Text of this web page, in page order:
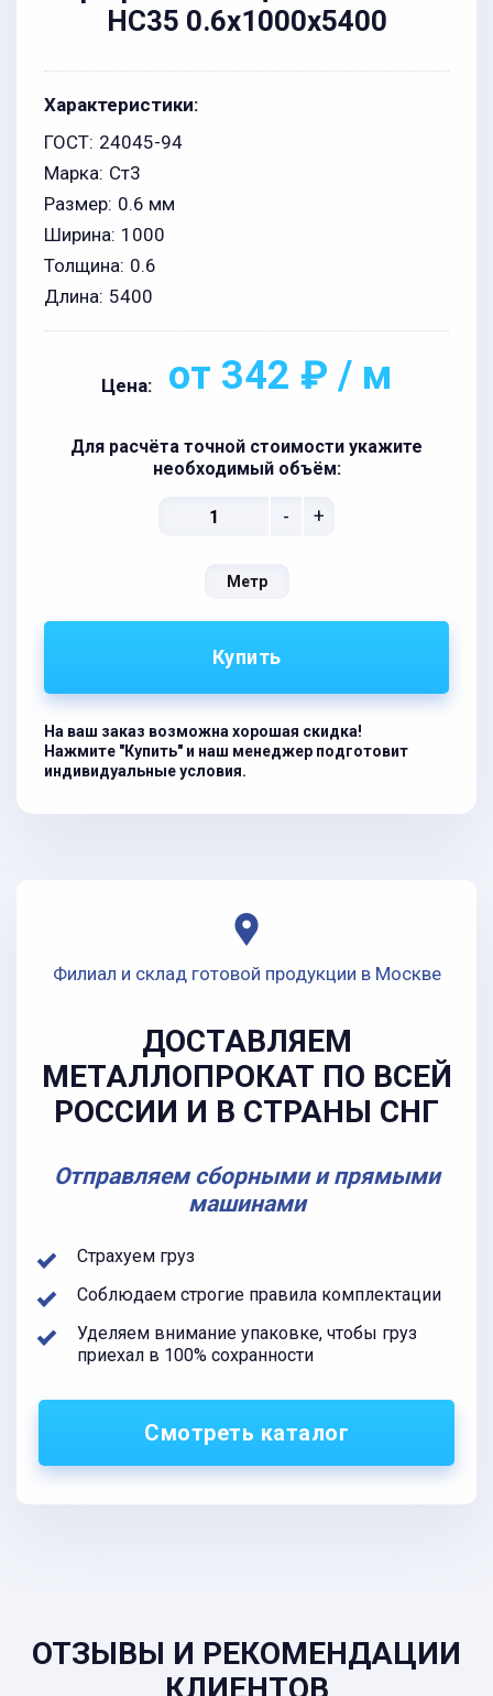
НС35 0.6x1000x5400
Характеристики:
ГОСТ: 24045-94
Марка: Ст3
Размер: 0.6 мм
Ширина: 1000
Толщина: 0.6
Длина: 5400
Цена: от 342 ₽ / м
Для расчёта точной стоимости укажите
необходимый объём:
- +
Метр
Купить
На ваш заказ возможна хорошая скидка!
Нажмите "Купить" и наш менеджер подготовит
индивидуальные условия.
Филиал и склад готовой продукции в Москве
ДОСТАВЛЯЕМ
МЕТАЛЛОПРОКАТ ПО ВСЕЙ
РОССИИ И В СТРАНЫ СНГ
Отправляем сборными и прямыми
машинами
Страхуем груз
Соблюдаем строгие правила комплектации
Уделяем внимание упаковке, чтобы груз
приехал в 100% сохранности
Смотреть каталог
ОТЗЫВЫ И РЕКОМЕНДАЦИИ